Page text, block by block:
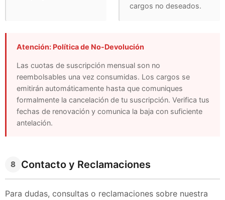
cargos no deseados.
Atención: Política de No-Devolución
Las cuotas de suscripción mensual son no
reembolsables una vez consumidas. Los cargos se
emitirán automáticamente hasta que comuniques
formalmente la cancelación de tu suscripción. Verifica tus
fechas de renovación y comunica la baja con suficiente
antelación.
8 Contacto y Reclamaciones
Para dudas, consultas o reclamaciones sobre nuestra